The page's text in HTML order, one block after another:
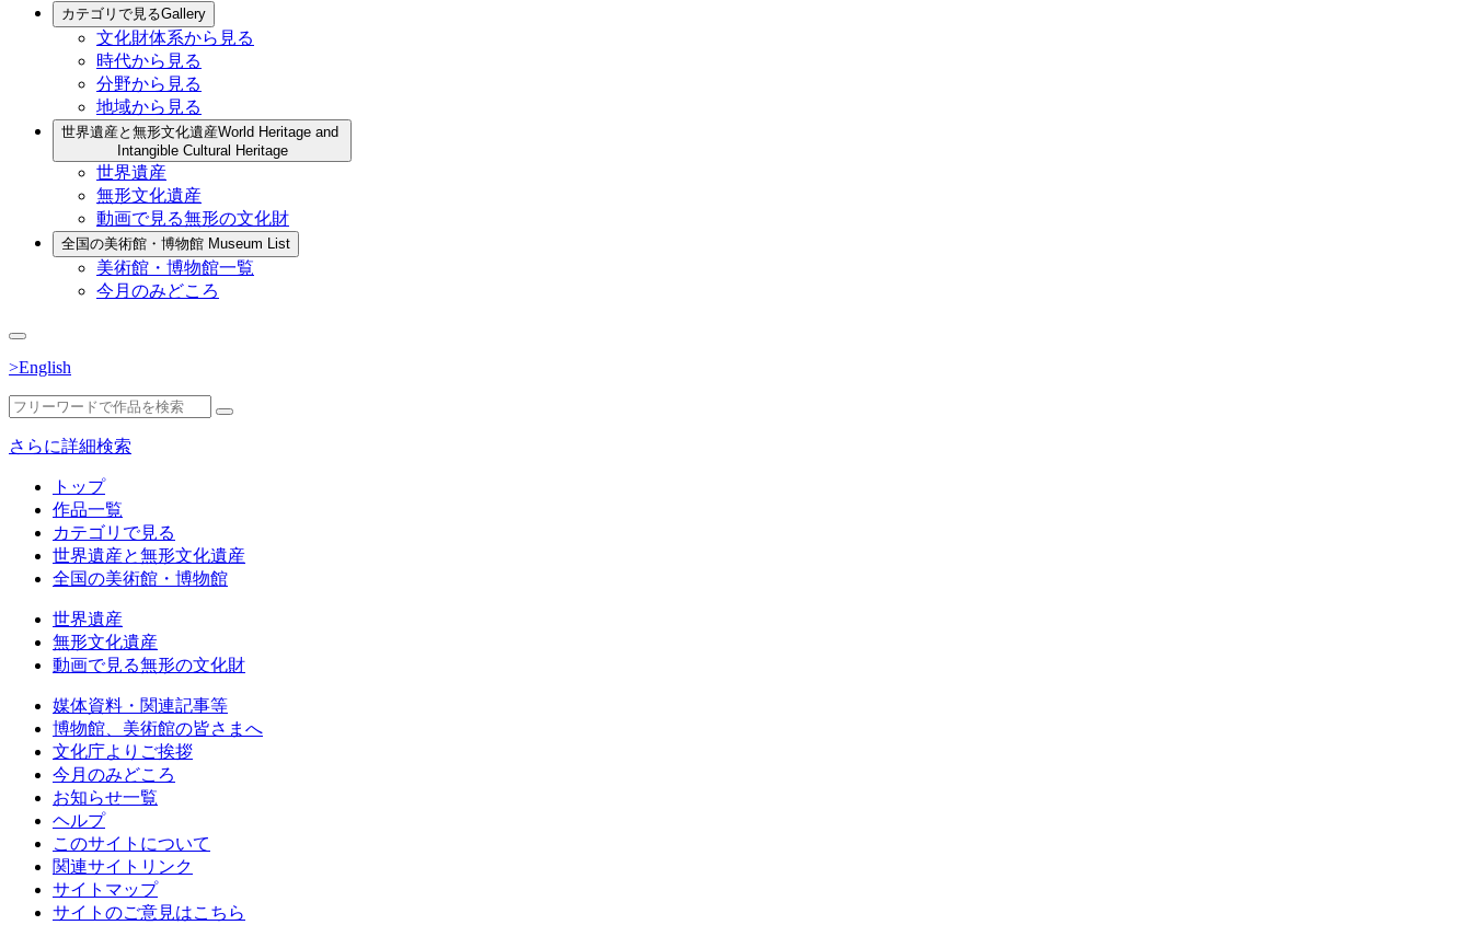
カテゴリで見るGallery
文化財体系から見る
時代から見る
分野から見る
地域から見る
世界遺産と無形文化遺産World Heritage and
Intangible Cultural Heritage
世界遺産
無形文化遺産
動画で見る無形の文化財
全国の美術館・博物館 Museum List
美術館・博物館一覧
今月のみどころ
>English
さらに詳細検索
トップ
作品一覧
カテゴリで見る
世界遺産と無形文化遺産
全国の美術館・博物館
世界遺産
無形文化遺産
動画で見る無形の文化財
媒体資料・関連記事等
博物館、美術館の皆さまへ
文化庁よりご挨拶
今月のみどころ
お知らせ一覧
ヘルプ
このサイトについて
関連サイトリンク
サイトマップ
サイトのご意見はこちら